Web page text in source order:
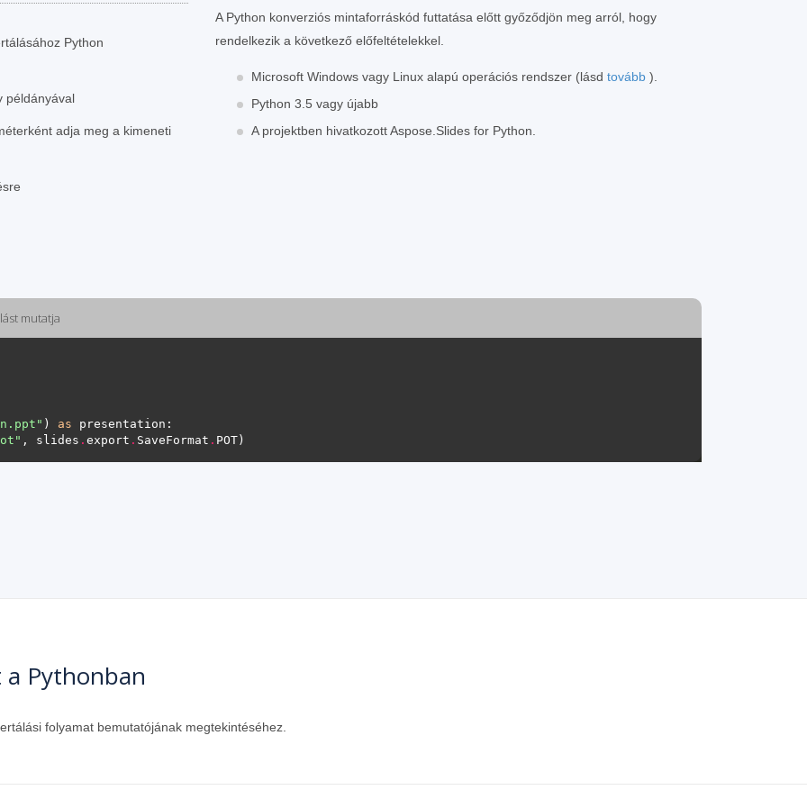
Python
példányával
adja meg a kimeneti
A Python konverziós mintaforráskód futtatása előtt győződjön meg arról, hogy
rendelkezik a következő előfeltételekkel.
Microsoft Windows vagy Linux alapú operációs rendszer (lásd tovább ).
Python 3.5 vagy újabb
A projektben hivatkozott Aspose.Slides for Python.
mutatja
) as
, slides . export . SaveFormat .
a Pythonban
folyamat bemutatójának megtekintéséhez.